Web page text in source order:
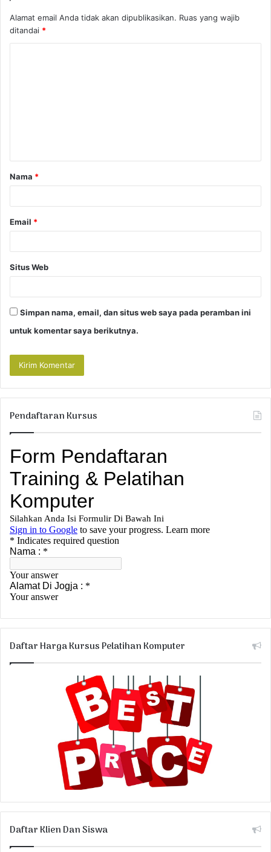
Alamat email Anda tidak akan dipublikasikan. Ruas yang wajib
ditandai *
a
r
Nama *
Email *
Situs Web
Simpan nama, email, dan situs web saya pada peramban ini
untuk komentar saya berikutnya.
Pendaftaran Kursus
Daftar Harga Kursus Pelatihan Komputer
Daftar Klien Dan Siswa